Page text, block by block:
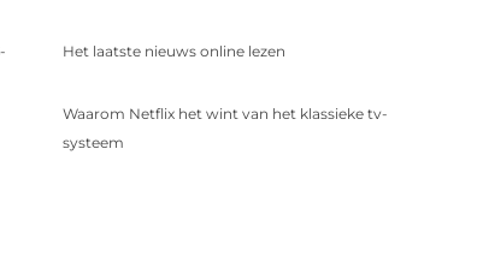
Het laatste nieuws online lezen
Waarom Netflix het wint van het klassieke tv-
systeem